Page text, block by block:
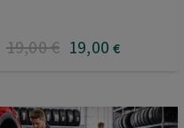
19,00€ 19,00 €